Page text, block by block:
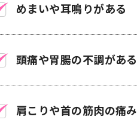
めまいや耳鳴りがある
頭痛や胃腸の不調がある
肩こりや首の筋肉の痛み